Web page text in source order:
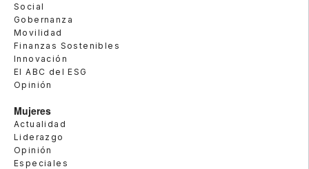
Social
Gobernanza
Movilidad
Finanzas Sostenibles
Innovación
El ABC del ESG
Opinión
Mujeres
Actualidad
Liderazgo
Opinión
Especiales